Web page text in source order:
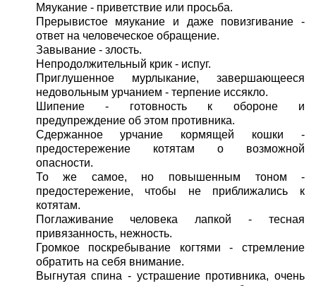
Мяукание - приветствие или просьба.
Прерывистое мяукание и даже повизгивание -
ответ на человеческое обращение.
Завывание - злость.
Непродолжительный крик - испуг.
Приглушенное мурлыкание, завершающееся
недовольным урчанием - терпение иссякло.
Шипение - готовность к обороне и
предупреждение об этом противника.
Сдержанное урчание кормящей кошки -
предостережение котятам о возможной
опасности.
То же самое, но повышенным тоном -
предостережение, чтобы не приближались к
котятам.
Поглаживание человека лапкой - тесная
привязанность, нежность.
Громкое поскребывание когтями - стремление
обратить на себя внимание.
Выгнутая спина - устрашение противника, очень